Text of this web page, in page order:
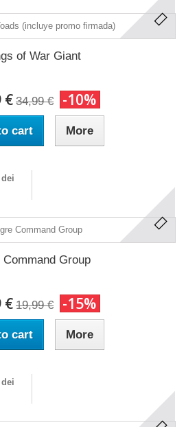
of War Giant
€ 34,99 € -10%
cart More
Command Group
€ 19,99 € -15%
cart More